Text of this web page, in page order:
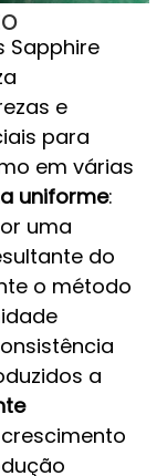
Sapphire
e
para
em várias
uniforme:
uma
do
o método
a